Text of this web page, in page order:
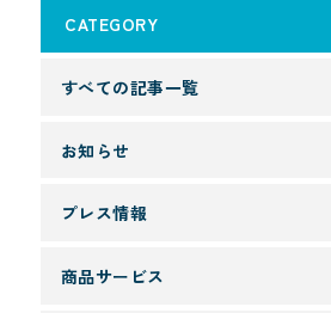
CATEGORY
すべての記事一覧
お知らせ
プレス情報
商品サービス